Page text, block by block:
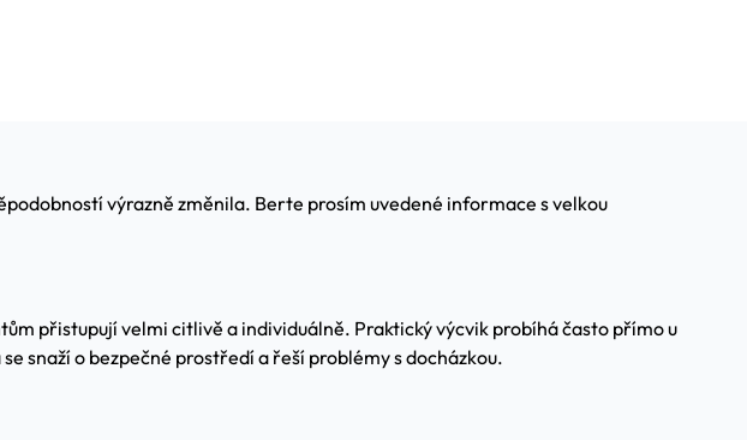
výrazně změnila. Berte prosím uvedené informace s velkou
přistupují velmi citlivě a individuálně. Praktický výcvik probíhá často přímo u
snaží o bezpečné prostředí a řeší problémy s docházkou.